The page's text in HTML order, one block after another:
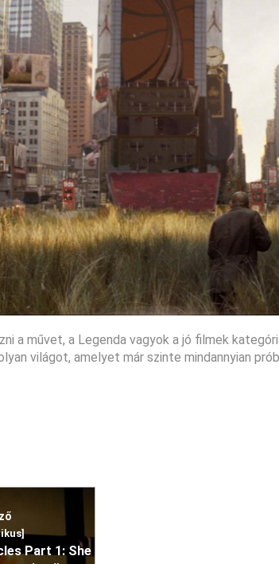
a művet, a Legenda vagyok a jó filmek
világot, amelyet már szinte mindannyian
Part 1: She